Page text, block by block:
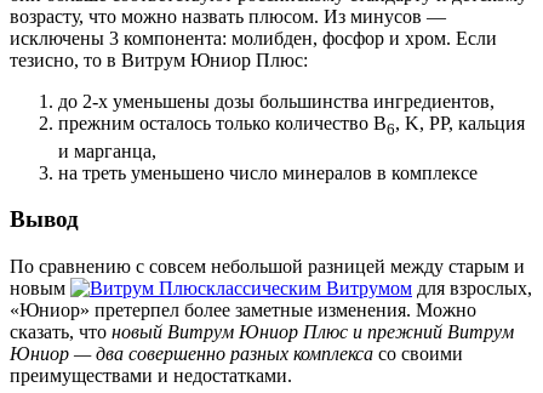
возрасту, что можно назвать плюсом. Из минусов —
исключены 3 компонента: молибден, фосфор и хром. Если
тезисно, то в Витрум Юниор Плюс:
до 2-х уменьшены дозы большинства ингредиентов,
прежним осталось только количество B6, K, PP, кальция
и марганца,
на треть уменьшено число минералов в комплексе
Вывод
По сравнению с совсем небольшой разницей между старым и
новым
классическим Витрумом для взрослых,
«Юниор» претерпел более заметные изменения. Можно
сказать, что новый Витрум Юниор Плюс и прежний Витрум
Юниор — два совершенно разных комплекса со своими
преимуществами и недостатками.